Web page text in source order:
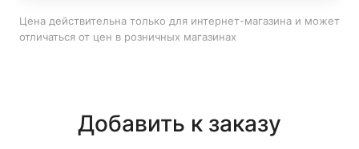
Цена действительна только для интернет-магазина и может
отличаться от цен в розничных магазинах
Добавить к заказу